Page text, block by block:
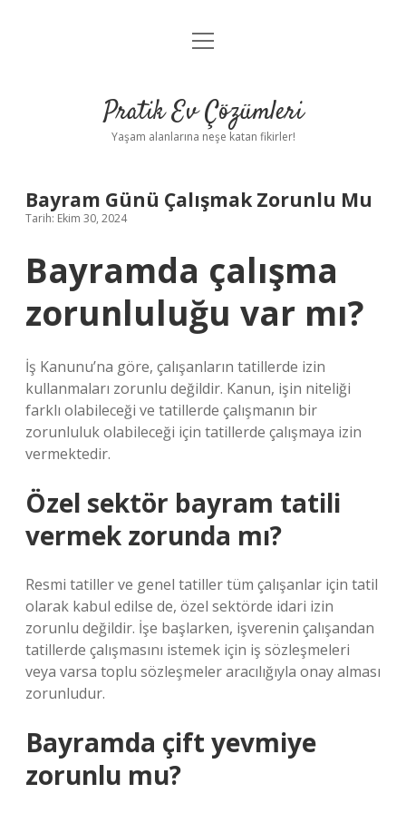
Anasayfa
Yasal Uyarı
menüyü
Pratik Ev Çözümleri
Yaşam alanlarına neşe katan fikirler!
Bayram Günü Çalışmak Zorunlu Mu
Tarih: Ekim 30, 2024
Bayramda çalışma
zorunluluğu var mı?
İş Kanunu’na göre, çalışanların tatillerde izin
kullanmaları zorunlu değildir. Kanun, işin niteliği
farklı olabileceği ve tatillerde çalışmanın bir
zorunluluk olabileceği için tatillerde çalışmaya izin
vermektedir.
Özel sektör bayram tatili
vermek zorunda mı?
Resmi tatiller ve genel tatiller tüm çalışanlar için tatil
olarak kabul edilse de, özel sektörde idari izin
zorunlu değildir. İşe başlarken, işverenin çalışandan
tatillerde çalışmasını istemek için iş sözleşmeleri
veya varsa toplu sözleşmeler aracılığıyla onay alması
zorunludur.
Bayramda çift yevmiye
zorunlu mu?